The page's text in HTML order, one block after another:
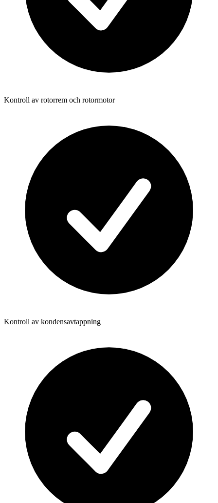
Kontroll av rotorrem och rotormotor
Kontroll av kondensavtappning